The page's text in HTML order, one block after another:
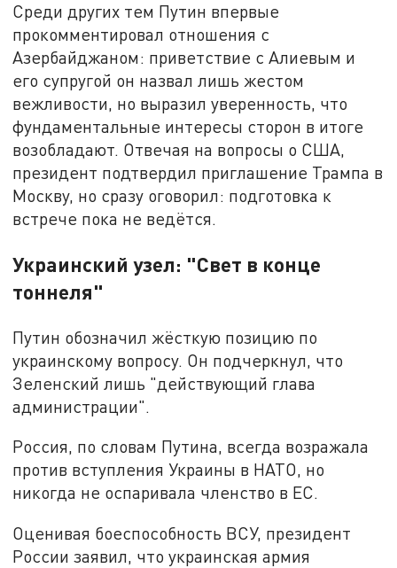
Среди других тем Путин впервые
прокомментировал отношения с
Азербайджаном: приветствие с Алиевым и
его супругой он назвал лишь жестом
вежливости, но выразил уверенность, что
фундаментальные интересы сторон в итоге
возобладают. Отвечая на вопросы о США,
президент подтвердил приглашение Трампа в
Москву, но сразу оговорил: подготовка к
встрече пока не ведётся.
Украинский узел: "Свет в конце
тоннеля"
Путин обозначил жёсткую позицию по
украинскому вопросу. Он подчеркнул, что
Зеленский лишь "действующий глава
администрации".
Россия, по словам Путина, всегда возражала
против вступления Украины в НАТО, но
никогда не оспаривала членство в ЕС.
Оценивая боеспособность ВСУ, президент
России заявил, что украинская армия